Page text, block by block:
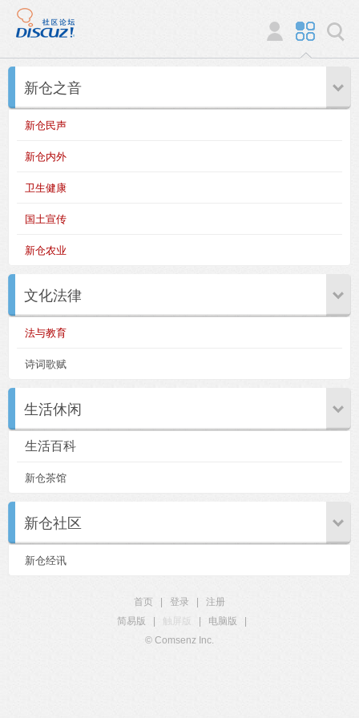
新仓之音
新仓民声
新仓内外
卫生健康
国土宣传
新仓农业
文化法律
法与教育
诗词歌赋
生活休闲
生活百科
新仓茶馆
新仓社区
新仓经讯
首页 登录
注册
简易版
触屏版 电脑版
© Comsenz Inc.